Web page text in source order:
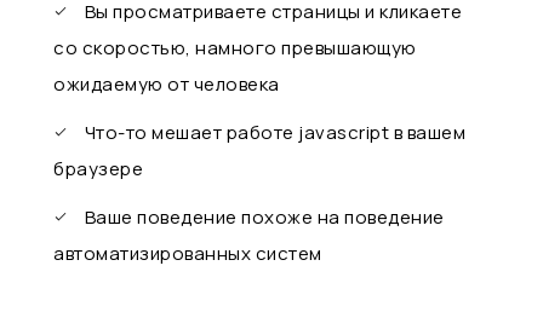
Вы просматриваете страницы и кликаете
со скоростью, намного превышающую
ожидаемую от человека
Что-то мешает работе javascript в вашем
браузере
Ваше поведение похоже на поведение
автоматизированных систем